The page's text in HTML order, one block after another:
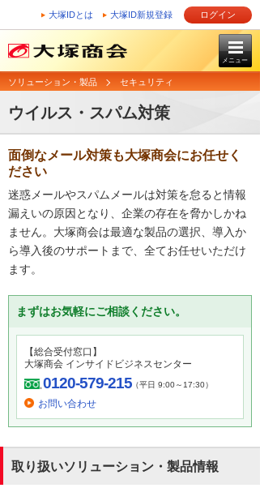
大塚IDとは 大塚ID新規登録 ログイン
メニュー
ソリューション・製品 セキュリティ
ウイルス・スパム対策
面倒なメール対策も大塚商会にお任せく
ださい
迷惑メールやスパムメールは対策を怠ると情報
漏えいの原因となり、企業の存在を脅かしかね
ません。大塚商会は最適な製品の選択、導入か
ら導入後のサポートまで、全てお任せいただけ
ます。
まずはお気軽にご相談ください。
【総合受付窓口】
大塚商会 インサイドビジネスセンター
0120-579-215（平日 9:00～17:30）
お問い合わせ
取り扱いソリューション・製品情報